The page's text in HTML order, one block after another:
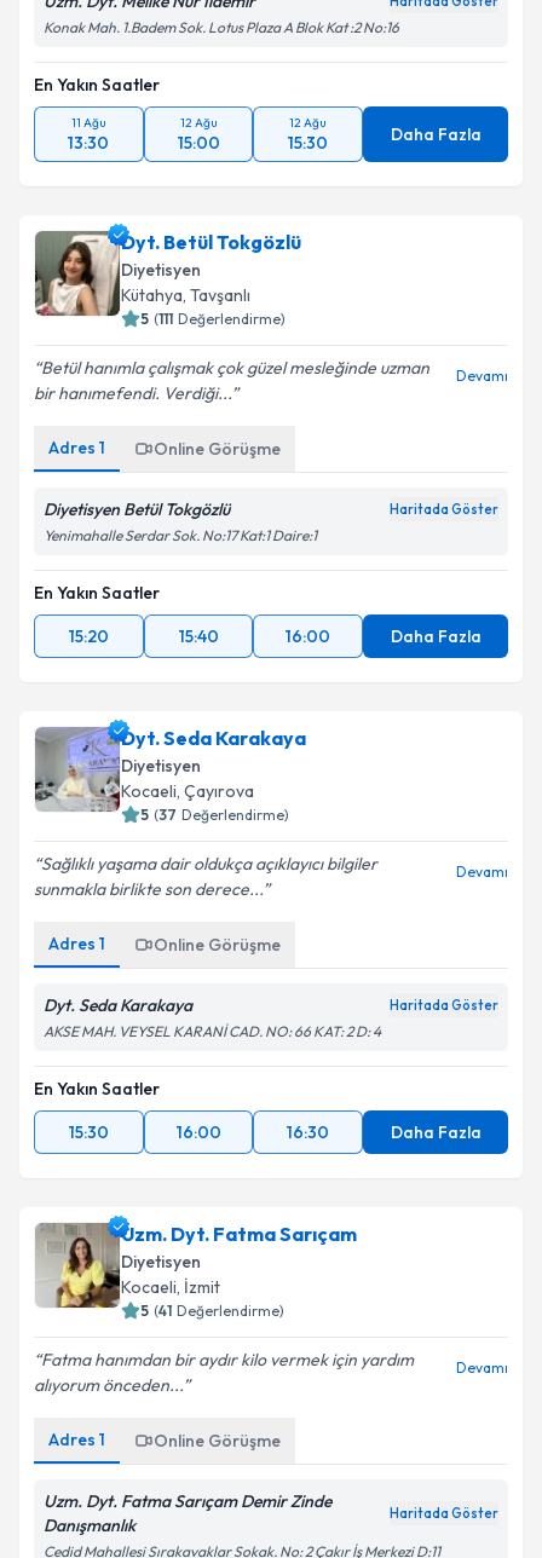
Konak Mah. 1.Badem Sok. Lotus Plaza A Blok Kat :2 No:16
En Yakın Saatler
11 Ağu
13:30
12 Ağu
15:00
12 Ağu
15:30 Daha Fazla
Dyt. Betül Tokgözlü
Diyetisyen
Kütahya, Tavşanlı
5 (111 Değerlendirme)
Betül hanımla çalışmak çok güzel mesleğinde uzman
bir hanımefendi. Verdiği...
Devamı
Adres 1 Online Görüşme
Diyetisyen Betül Tokgözlü Haritada Göster
Yenimahalle Serdar Sok. No:17 Kat:1 Daire:1
En Yakın Saatler
15:20
15:40 16:00 Daha Fazla
Dyt. Seda Karakaya
Diyetisyen
Kocaeli, Çayırova
5 (37 Değerlendirme)
Sağlıklı yaşama dair oldukça açıklayıcı bilgiler
sunmakla birlikte son derece...
Devamı
Adres 1 Online Görüşme
Dyt. Seda Karakaya Haritada Göster
AKSE MAH. VEYSEL KARANİ CAD. NO: 66 KAT: 2 D: 4
En Yakın Saatler
15:30
16:00 16:30 Daha Fazla
Uzm. Dyt. Fatma Sarıçam
Diyetisyen
Kocaeli, İzmit
5 (41 Değerlendirme)
Fatma hanımdan bir aydır kilo vermek için yardım
alıyorum önceden...
Devamı
Adres 1 Online Görüşme
Uzm. Dyt. Fatma Sarıçam Demir Zinde
Danışmanlık
Haritada Göster
Cedid Mahallesi Sırakavaklar Sokak. No: 2 Çakır İş Merkezi D:11